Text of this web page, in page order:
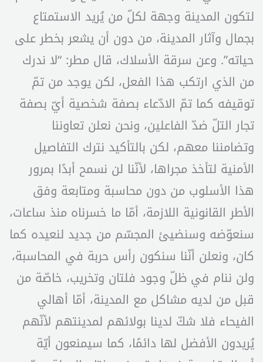
لتكون المدينة وجهة لكلّ من يُريد الاستمتاع
بجمال وآثار المدينة، من دون أن يشعر بخطر على
حياته”. وعن سرقة الأسلاك، قال مطر: “لا ندرك
من الذي ارتكب هذا الفعل، لكن يوجد من تمّ
توقيفه كما تمّ الادّعاء بصفة شخصية أيّ بصفة
تجار التلّ ضدّ الفاعلين، ونحن نعلن تعاوننا
وتضامننا معهم، لكن بالتأكيد نترك التفاصيل
الأمنية لتأخذ مجراها، لأنّنا لن نسمح أبدًا بمرور
هذا الأسلوب من دون محاسبة ومتابعة وفق
الأطر القانونية اللازمة، أمّا ما خسرناه منذ ساعات،
سنعوّضه وسنضيئ المجسّم من جديد لنعيده كما
كان، ونعلن أنّنا سنكون رأس حربة في المحاسبة،
ولن ننام في ظلّ وجود فلتان وتخريب، خاصّة من
قبل من لديه مشاكل مع المدينة، أمّا أهالي
الفيحاء فلا شكّ لدينا بولائهم لمدينتهم لأنّهم
يُريدون الأفضل لها دائمًا، كما سيمنعون أيّة